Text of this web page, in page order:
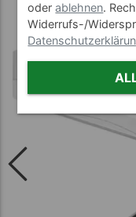
oderablehnen.
Widerrufs-/